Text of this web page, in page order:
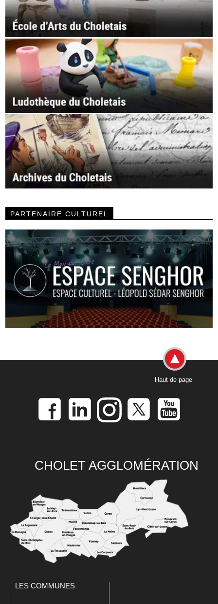
PARTENAIRE CULTUREL
Haut de page
CHOLET AGGLOMÉRATION
LES COMMUNES